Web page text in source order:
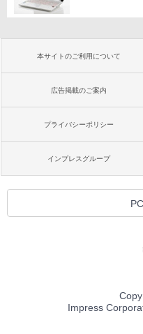
本サイトのご利用について
広告掲載のご案内
プライバシーポリシー
インプレスグループ
Impress